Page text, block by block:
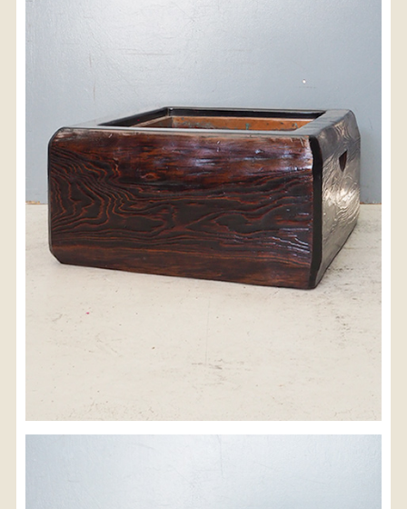
【送料を確認する】
お届け先、送料ランクを選択する事で送料が表
示されます。
お届け先
配送料金(税込)